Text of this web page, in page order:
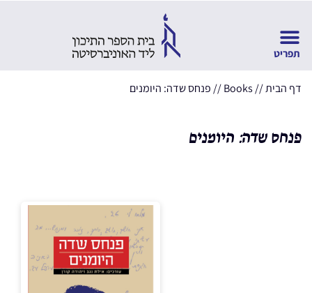
דף הבית//
Books
// פנחס שדה: היומנים
פנחס שדה: היומנים